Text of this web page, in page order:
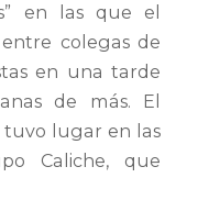
en las que el
colegas de
en una tarde
de más. El
tuvo lugar en las
Caliche, que